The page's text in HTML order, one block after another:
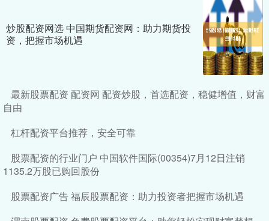
炒股配资网选 中国期货配资网：助力期货投
资，把握市场机遇
最新股票配资 配资网 配资炒股，首选配资，稳健增值，财富
自由
杠杆配资平台推荐，安全可靠
股票配资的行业门户 中国软件国际(00354)7月12日注销
1135.2万股已购回股份
股票配资广告 福辰股票配资：助力投资者把握市场机遇